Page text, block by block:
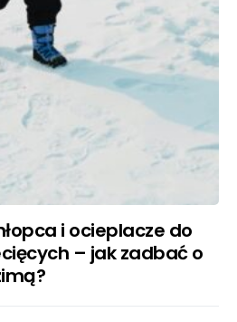
i ocieplacze do
– jak zadbać o